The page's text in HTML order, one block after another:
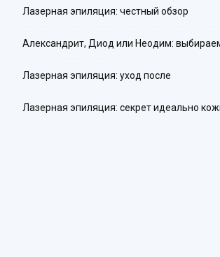
Лазерная эпиляция: честный обзор
Александрит, Диод или Неодим:
Лазерная эпиляция: уход после
Лазерная эпиляция: секрет идеально